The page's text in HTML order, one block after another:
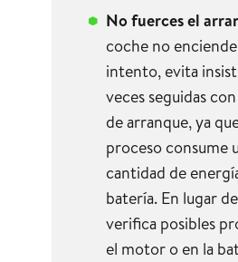
No fuerces el
coche no
intento, evita
veces seguidas
de arranque, ya
proceso consume
cantidad de
batería. En lugar
verifica posibles
el motor o en la